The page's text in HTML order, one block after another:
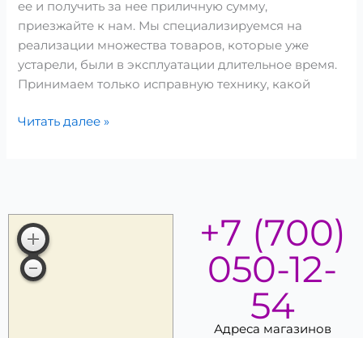
ее и получить за нее приличную сумму,
приезжайте к нам. Мы специализируемся на
реализации множества товаров, которые уже
устарели, были в эксплуатации длительное время.
Принимаем только исправную технику, какой
Читать далее »
+7 (700)
050-12-
54
Адреса магазинов